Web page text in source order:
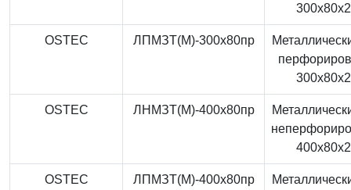
OSTEC ЛПМЗТ(М)-300x80пр
OSTEC ЛНМЗТ(М)-400x80пр
OSTEC ЛПМЗТ(М)-400x80пр